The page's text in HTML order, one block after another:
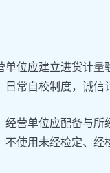
单位应建立进货计
常自校制度，诚信
经营单位应配备与
使用未经检定、经